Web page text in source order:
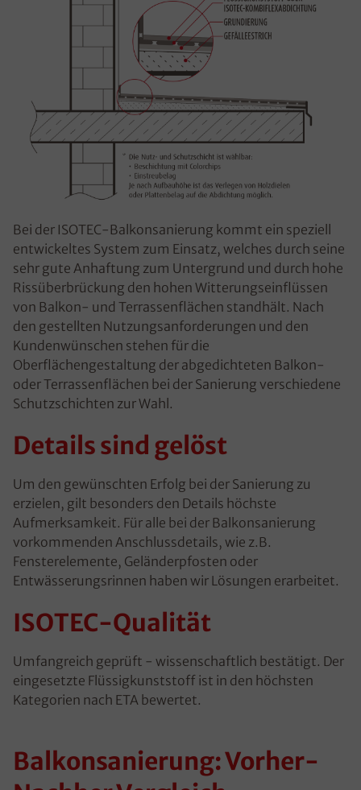
Bei der ISOTEC-Balkonsanierung kommt ein speziell
entwickeltes System zum Einsatz, welches durch seine
sehr gute Anhaftung zum Untergrund und durch hohe
Rissüberbrückung den hohen Witterungseinflüssen
von Balkon- und Terrassenflächen standhält. Nach
den gestellten Nutzungsanforderungen und den
Kundenwünschen stehen für die
Oberflächengestaltung der abgedichteten Balkon-
oder Terrassenflächen bei der Sanierung verschiedene
Schutzschichten zur Wahl.
Details sind gelöst
Um den gewünschten Erfolg bei der Sanierung zu
erzielen, gilt besonders den Details höchste
Aufmerksamkeit. Für alle bei der Balkonsanierung
vorkommenden Anschlussdetails, wie z.B.
Fensterelemente, Geländerpfosten oder
Entwässerungsrinnen haben wir Lösungen erarbeitet.
ISOTEC-Qualität
Umfangreich geprüft - wissenschaftlich bestätigt. Der
eingesetzte Flüssigkunststoff ist in den höchsten
Kategorien nach ETA bewertet.
Balkonsanierung: Vorher-